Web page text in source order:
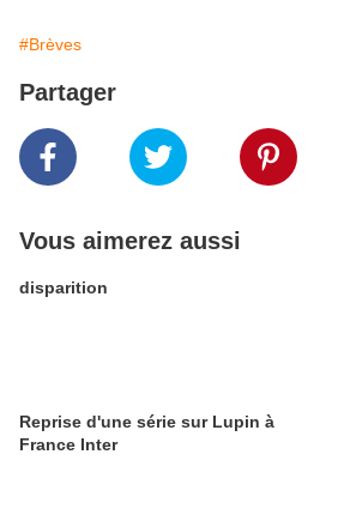
#Brèves
Partager
Vous aimerez aussi
disparition
Reprise d'une série sur Lupin à
France Inter